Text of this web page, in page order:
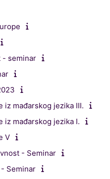
- seminar
mađarskog jezika III.
mađarskog jezika I.
V
- Seminar
Seminar